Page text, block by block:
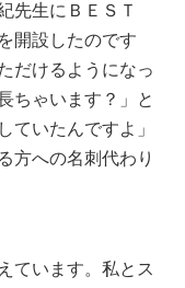
生にＢＥＳＴ
開設したのです
だけるようになっ
ちゃいます？」と
ていたんですよ」
方への名刺代わり
ています。私とス